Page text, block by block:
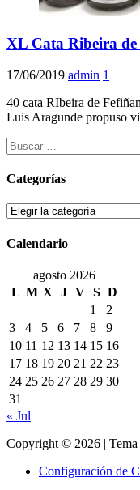
XL Cata Ribeira de
17/06/2019 admin 1
40 cata RIbeira de
Luis Aragunde propuso
Buscar:
Categorías
Categorías
Calendario
agosto 2026
L M X J V S D
1
2
3
4 5 6 7 8
9
10 11 12 13 14 15 16
17 18 19 20 21 22 23
24 25 26 27 28 29 30
31
« Jul
Copyright © 2026 | Tema
Configuración de